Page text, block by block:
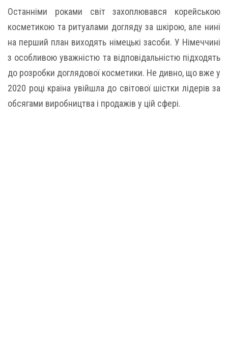
Останніми роками світ захоплювався корейською
косметикою та ритуалами догляду за шкірою, але нині
на перший план виходять німецькі засоби. У Німеччині
з особливою уважністю та відповідальністю підходять
до розробки доглядової косметики. Не дивно, що вже у
2020 році країна увійшла до світової шістки лідерів за
обсягами виробництва і продажів у цій сфері.